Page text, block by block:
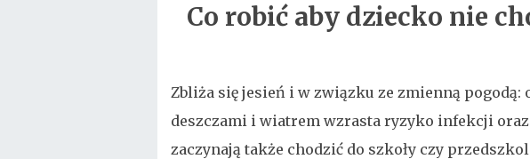
Co robić aby dziecko nie
Zbliża się jesień i w związku ze zmienną pogodą:
deszczami i wiatrem wzrasta ryzyko infekcji
zaczynają także chodzić do szkoły czy